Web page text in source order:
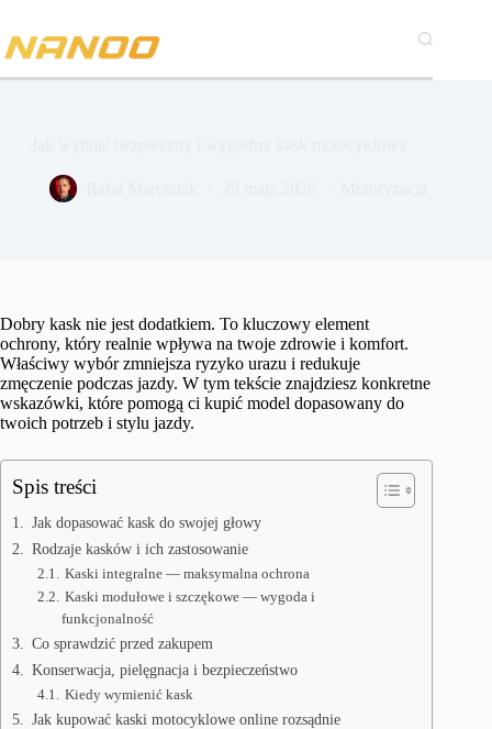
treści
Dobry kask nie jest dodatkiem. To kluczowy element
ochrony, który realnie wpływa na twoje zdrowie i komfort.
Właściwy wybór zmniejsza ryzyko urazu i redukuje
zmęczenie podczas jazdy. W tym tekście znajdziesz konkretne
wskazówki, które pomogą ci kupić model dopasowany do
twoich potrzeb i stylu jazdy.
Spis treści
Jak dopasować kask do swojej głowy
Rodzaje kasków i ich zastosowanie
Kaski integralne — maksymalna ochrona
Kaski modułowe i szczękowe — wygoda i
funkcjonalność
Co sprawdzić przed zakupem
Konserwacja, pielęgnacja i bezpieczeństwo
Kiedy wymienić kask
Jak kupować kaski motocyklowe online rozsądnie